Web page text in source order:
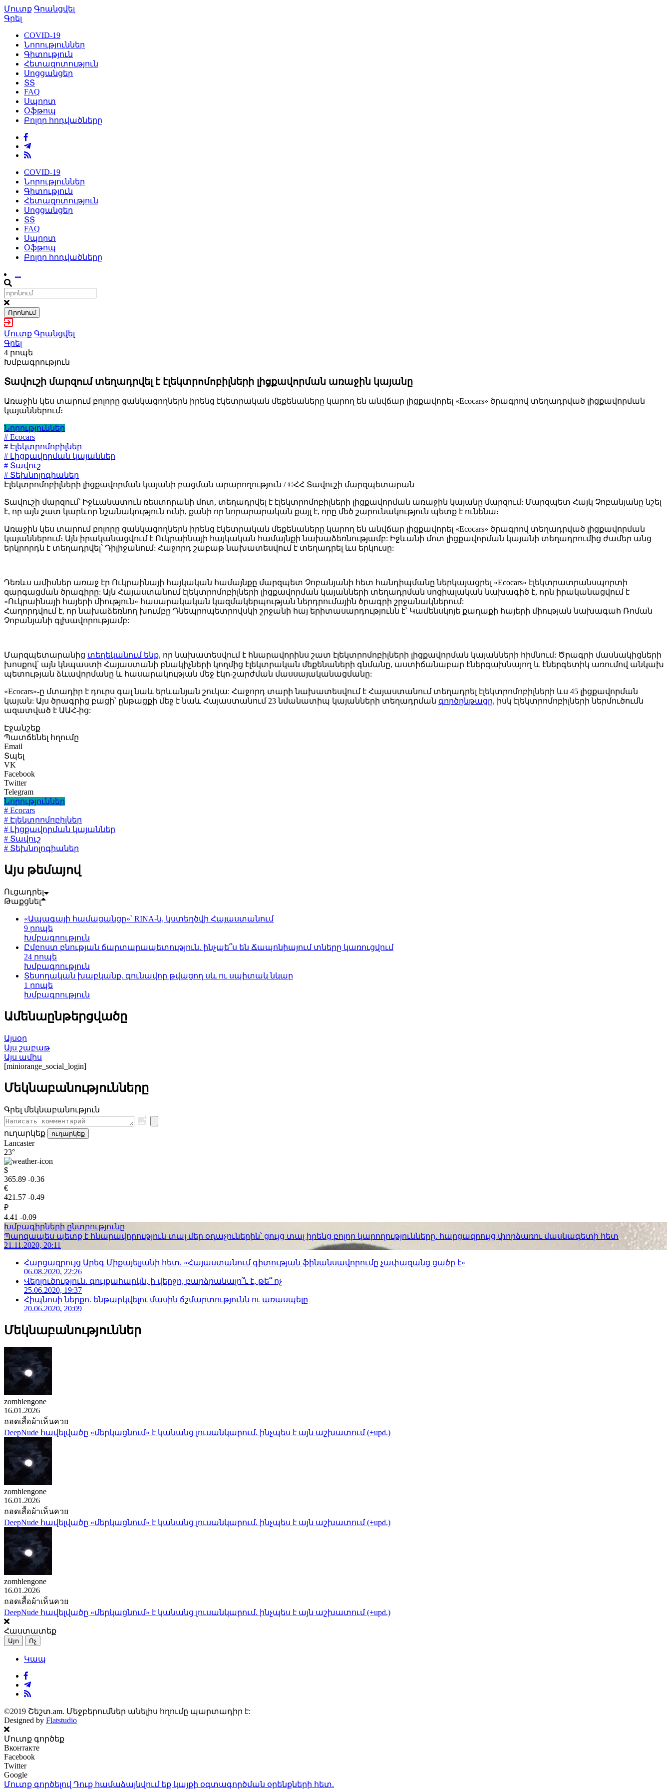
Մուտք Գրանցվել
Գրել
COVID-19
Նորություններ
Գիտություն
Հետազոտություն
Սոցցանցեր
ՏՏ
FAQ
Սպորտ
Օֆթոպ
Բոլոր հոդվածները
COVID-19
Նորություններ
Գիտություն
Հետազոտություն
Սոցցանցեր
ՏՏ
FAQ
Սպորտ
Օֆթոպ
Բոլոր հոդվածները
...
Որոնում
Մուտք Գրանցվել
Գրել
4 րոպե
Խմբագրություն
Տավուշի մարզում տեղադրվել է էլեկտրոմոբիլների լիցքավորման առաջին կայանը
Առաջին կես տարում բոլորը ցանկացողներն իրենց էկետրական մեքենաները կարող են անվճար լիցքավորել «Ecocars» ծրագրով տեղադրված լիցքավորման
կայաններում։
Նորություններ
# Ecocars
# Էլեկտրոմոբիլներ
# Լիցքավորման կայաններ
# Տավուշ
# Տեխնոլոգիաներ
Էլեկտրոմոբիլների լիցքավորման կայանի բացման արարողություն / ©ՀՀ Տավուշի մարզպետարան
Տավուշի մարզում՝ Իջևանատուն ռեստորանի մոտ, տեղադրվել է էլեկտրոմոբիլների լիցքավորման առաջին կայանը մարզում: Մարզպետ Հայկ Չոբանյանը նշել
է, որ այն շատ կարևոր նշանակություն ունի, քանի որ նորարարական քայլ է, որը մեծ շարունակություն պետք է ունենա։
Առաջին կես տարում բոլորը ցանկացողներն իրենց էկետրական մեքենաները կարող են անվճար լիցքավորել «Ecocars» ծրագրով տեղադրված լիցքավորման
կայաններում։ Այն իրականացվում է Ուկրաինայի հայկական համայնքի նախաձեռնությամբ: Իջևանի մոտ լիցքավորման կայանի տեղադրումից ժամեր անց
երկրորդն է տեղադրվել՝ Դիլիջանում: Հաջորդ շաբաթ նախատեսվում է տեղադրել ևս երկուսը:
Դեռևս ամիսներ առաջ էր Ուկրաինայի հայկական համայնքը մարզպետ Չոբանյանի հետ հանդիպմանը ներկայացրել «Ecocars» էլեկտրատրանսպորտի
զարգացման ծրագիրը: Այն Հայաստանում էլեկտրոմոբիլների լիցքավորման կայանների տեղադրման սոցիալական նախագիծ է, որն իրականացվում է
«Ուկրաինայի հայերի միություն» հասարակական կազմակերպության ներդրումային ծրագրի շրջանակներում:
Հաղորդվում է, որ նախաձեռնող խումբը Դնեպրոպետրովսկի շրջանի հայ երիտասարդությունն է՝ Կամենսկոյե քաղաքի հայերի միության նախագահ Ռոման
Չոբանյանի գլխավորությամբ:
Մարզպետարանից տեղեկանում ենք, որ նախատեսվում է հնարավորինս շատ էլեկտրոմոբիլների լիցքավորման կայանների հիմնում: Ծրագրի մասնակիցների
խոսքով՝ այն կնպաստի Հայաստանի բնակիչների կողմից էլեկտրական մեքենաների գնմանը, աստիճանաբար էներգախնայող և էներգետիկ առումով անկախ
պետության ձևավորմանը և հասարակության մեջ էկո-շարժման մասսայականացմանը:
«Ecocars»-ը մտադիր է դուրս գալ նաև երևանյան շուկա: Հաջորդ տարի նախատեսվում է Հայաստանում տեղադրել էլեկտրոմոբիլների ևս 45 լիցքավորման
կայան: Այս ծրագրից բացի՝ ընթացքի մեջ է նաև Հայաստանում 23 նմանատիպ կայանների տեղադրման գործընթացը, իսկ էլեկտրոմոբիլների ներմուծումն
ազատված է ԱԱՀ-ից:
Էջանշեք
Պատճենել հղումը
Email
Տպել
VK
Facebook
Twitter
Telegram
Նորություններ
# Ecocars
# Էլեկտրոմոբիլներ
# Լիցքավորման կայաններ
# Տավուշ
# Տեխնոլոգիաներ
Այս թեմայով
Ուցադրել
Թաքցնել
«Ապագայի համացանցը»՝ RINA-ն, կստեղծվի Հայաստանում
9 րոպե
Խմբագրություն
Ըմբոստ բնության ճարտարապետություն. ինչպե՞ս են Ճապոնիայում տները կառուցվում
24 րոպե
Խմբագրություն
Տեսողական խաբկանք. գունավոր թվացող սև ու սպիտակ նկար
1 րոպե
Խմբագրություն
Ամենաընթերցվածը
Այսօր
Այս շաբաթ
Այս ամիս
[miniorange_social_login]
Մեկնաբանությունները
Գրել մեկնաբանություն
ուղարկեք ուղարկեք
Lancaster
23°
$
365.89 -0.36
€
421.57 -0.49
₽
4.41 -0.09
Խմբագիրների ընտրությունը
Պարզապես պետք է հնարավորություն տալ մեր օդաչուներին՝ ցույց տալ իրենց բոլոր կարողությունները. հարցազրույց փորձառու մասնագետի հետ
21.11.2020, 20:11
Հարցազրույց Արեգ Միքայելյանի հետ. «Հայաստանում գիտության ֆինանսավորումը չափազանց ցածր է»
06.08.2020, 22:26
Վերլուծություն. գույքահարկն, ի վերջո, բարձրանալո՞ւ է, թե՞ ոչ
25.06.2020, 19:37
Հիպնոսի ներքո. ենթարկվելու մասին ճշմարտությունն ու առասպելը
20.06.2020, 20:09
Մեկնաբանություններ
zomhlengone
16.01.2026
ถอดเสื้อผ้าเห็นควย
DeepNude հավելվածը «մերկացնում» է կանանց լուսանկարում. ինչպես է այն աշխատում (+upd.)
zomhlengone
16.01.2026
ถอดเสื้อผ้าเห็นควย
DeepNude հավելվածը «մերկացնում» է կանանց լուսանկարում. ինչպես է այն աշխատում (+upd.)
zomhlengone
16.01.2026
ถอดเสื้อผ้าเห็นควย
DeepNude հավելվածը «մերկացնում» է կանանց լուսանկարում. ինչպես է այն աշխատում (+upd.)
Հաստատեք
Այո Ոչ
Կապ
©2019 Շեշտ.am. Մեջբերումներ անելիս հղումը պարտադիր է:
Designed by Flatstudio
Մուտք գործեք
Вконтакте
Facebook
Twitter
Google
Մուտք գործելով Դուք համաձայնվում եք կայքի օգտագործման օրենքների հետ.